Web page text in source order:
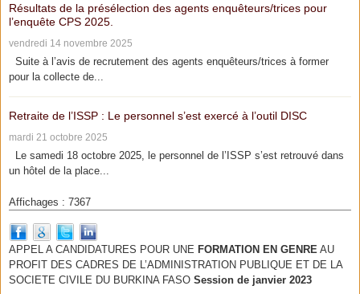
Résultats de la présélection des agents enquêteurs/trices pour
l’enquête CPS 2025.
vendredi 14 novembre 2025
Suite à l’avis de recrutement des agents enquêteurs/trices à former
pour la collecte de...
Retraite de l’ISSP : Le personnel s’est exercé à l’outil DISC
mardi 21 octobre 2025
Le samedi 18 octobre 2025, le personnel de l’ISSP s’est retrouvé dans
un hôtel de la place...
Affichages : 7367
APPEL A CANDIDATURES POUR UNE FORMATION EN GENRE AU
PROFIT DES CADRES DE L’ADMINISTRATION PUBLIQUE ET DE LA
SOCIETE CIVILE DU BURKINA FASO Session de janvier 2023